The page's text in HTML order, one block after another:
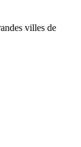
villes de